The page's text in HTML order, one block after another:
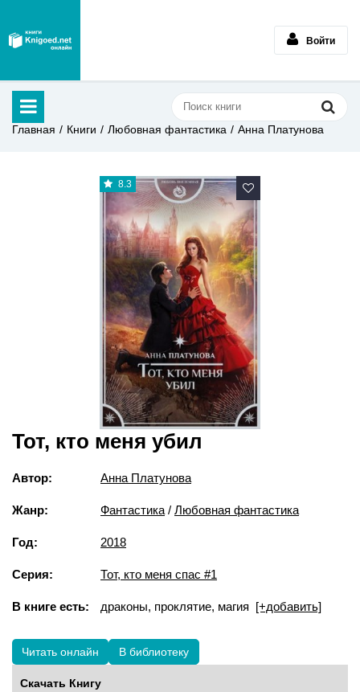
Войти
Главная Книги Любовная фантастика Анна Платунова
8.3
Тот, кто меня убил
Автор: Анна Платунова
Жанр: Фантастика / Любовная фантастика
Год: 2018
Серия: Тот, кто меня спас #1
В книге есть: драконы, проклятие, магия [+добавить]
Читать онлайн В библиотеку
Скачать Книгу